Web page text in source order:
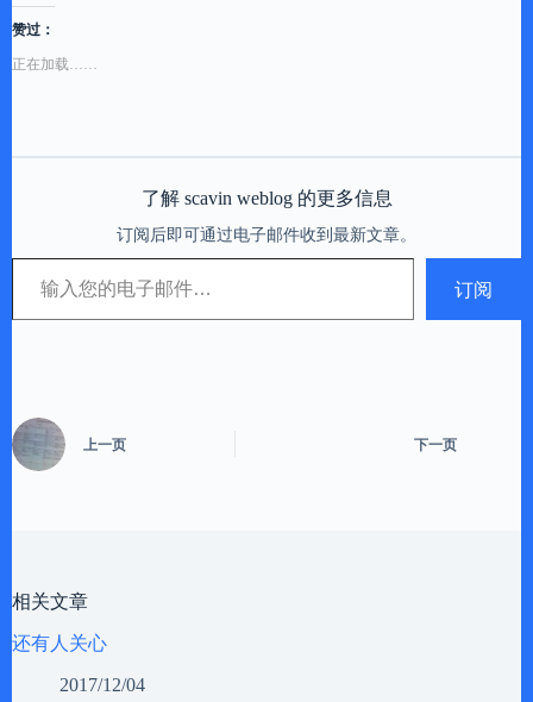
赞过：
正在加载……
了解 scavin weblog 的更多信息
订阅后即可通过电子邮件收到最新文章。
输入您的电子邮件…
订阅
上一页 下一页
相关文章
还有人关心
2017/12/04